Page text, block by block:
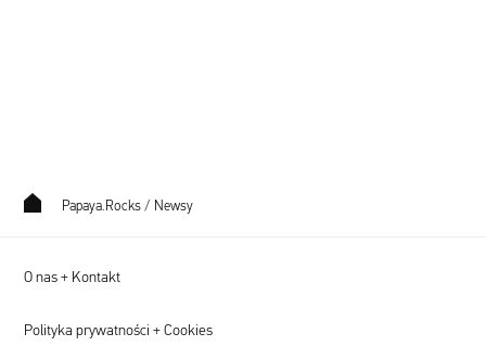
Papaya.Rocks / Newsy
O nas + Kontakt
Polityka prywatności + Cookies